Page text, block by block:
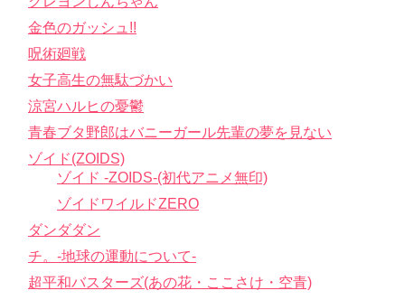
金色のガッシュ!!
呪術廻戦
女子高生の無駄づかい
涼宮ハルヒの憂鬱
青春ブタ野郎はバニーガール先輩の夢を見ない
ゾイド(ZOIDS)
ゾイド -ZOIDS-(初代アニメ無印)
ゾイドワイルドZERO
ダンダダン
チ。-地球の運動について-
超平和バスターズ(あの花・ここさけ・空青)